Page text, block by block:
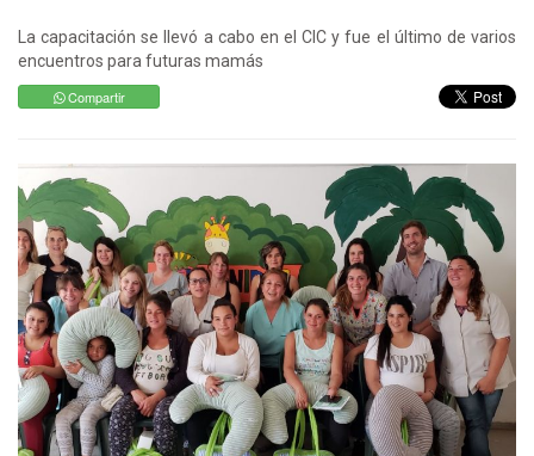
La capacitación se llevó a cabo en el CIC y fue el último de varios
encuentros para futuras mamás
Compartir